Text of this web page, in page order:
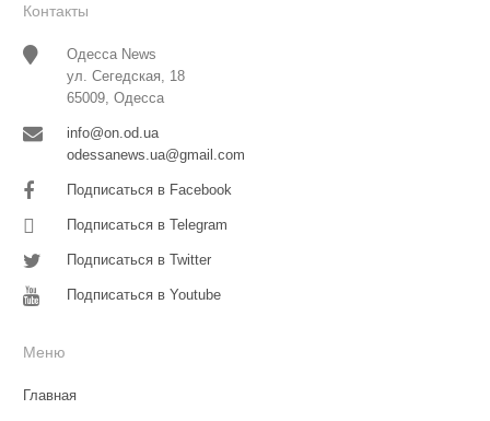
Контакты
Одесса News
ул. Сегедская, 18
65009, Одесса
info@on.od.ua
odessanews.ua@gmail.com
Подписаться в Facebook
Подписаться в Telegram
Подписаться в Twitter
Подписаться в Youtube
Меню
Главная